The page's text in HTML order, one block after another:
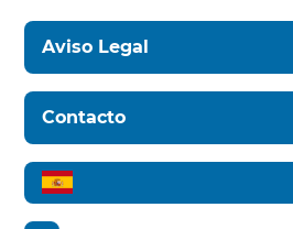
Aviso Legal
Contacto